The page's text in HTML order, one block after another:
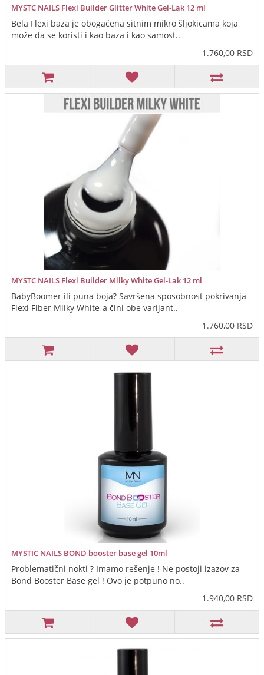
MYSTC NAILS Flexi Builder Glitter White Gel-Lak 12 ml
Bela Flexi baza je obogaćena sitnim mikro šljokicama koja
može da se koristi i kao baza i kao samost..
1.760,00 RSD
MYSTC NAILS Flexi Builder Milky White Gel-Lak 12 ml
BabyBoomer ili puna boja? Savršena sposobnost pokrivanja
Flexi Fiber Milky White-a čini obe varijant..
1.760,00 RSD
MYSTIC NAILS BOND booster base gel 10ml
Problematični nokti ? Imamo rešenje ! Ne postoji izazov za
Bond Booster Base gel ! Ovo je potpuno no..
1.940,00 RSD